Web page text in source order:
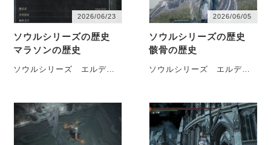
2026/06/23
ソウルシリーズの歴史
マラソンの歴史
ソウルシリーズ エルデ
ために繰り返す作業）の歴
史を徒然なるままに記して
いきます
Bloodborne??
2026/06/05
ソウルシリーズの歴史
骸骨の歴史
ソウルシリーズ エルデ
ます
デモンズソウル 黒骸
骨（純刃マラソン） 嵐の祭
祀場始まると…